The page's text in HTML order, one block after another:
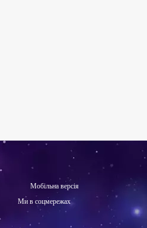
Мобільна версія
Ми в соцмережах